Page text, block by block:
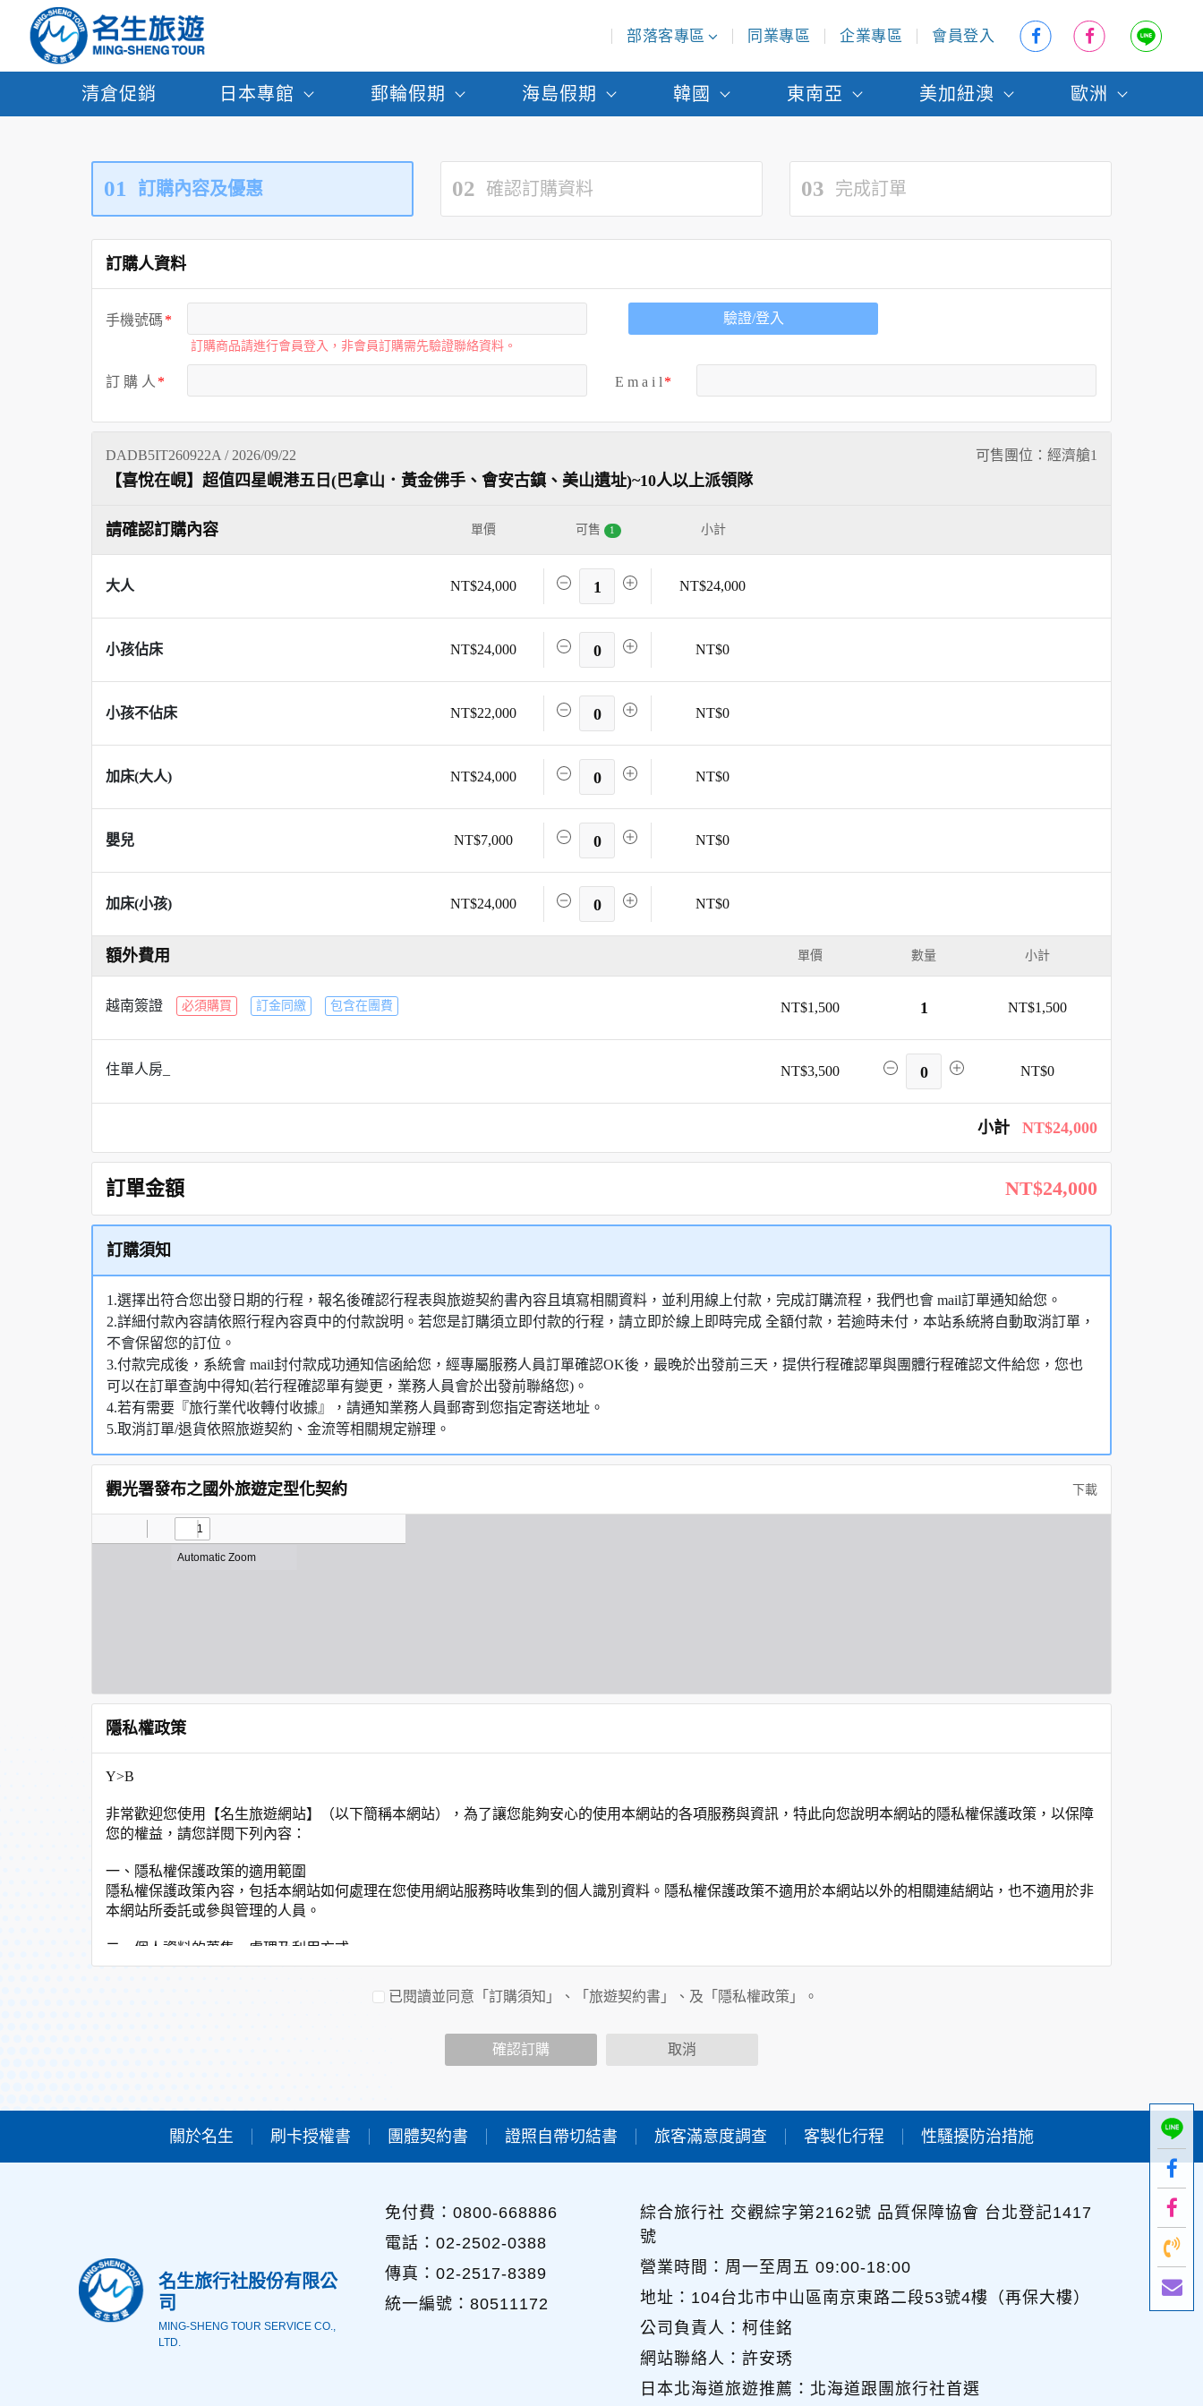
部落客專區 同業專區 企業專區 會員登入
清倉促銷 日本專館 郵輪假期 海島假期 韓國 東南亞 美加紐澳 歐洲
01 訂購內容及優惠 02 確認訂購資料 03 完成訂單
訂購人資料
手機號碼
訂購商品請進行會員登入，非會員訂購需先驗證聯絡資料。
驗證/登入
訂 購 人 E m a i l
DADB5IT260922A / 2026/09/22 可售團位：經濟艙1
【喜悅在峴】超值四星峴港五日(巴拿山．黃金佛手、會安古鎮、美山遺址)~10人以上派領隊
請確認訂購內容 單價 可售 1 小計
大人 NT$24,000 1 NT$24,000
小孩佔床 NT$24,000 0 NT$0
小孩不佔床 NT$22,000 0 NT$0
加床(大人) NT$24,000 0 NT$0
嬰兒 NT$7,000 0 NT$0
加床(小孩) NT$24,000 0 NT$0
額外費用 單價 數量 小計
越南簽證 必須購買 訂金同繳 包含在團費 NT$1,500 1 NT$1,500
住單人房_ NT$3,500 0 NT$0
小計 NT$24,000
訂單金額 NT$24,000
訂購須知
1.選擇出符合您出發日期的行程，報名後確認行程表與旅遊契約書內容且填寫相關資料，並利用線上付款，完成訂購流程，我們也會 mail訂單通知給您。
2.詳細付款內容請依照行程內容頁中的付款說明。若您是訂購須立即付款的行程，請立即於線上即時完成 全額付款，若逾時未付，本站系統將自動取消訂單，
不會保留您的訂位。
3.付款完成後，系統會 mail封付款成功通知信函給您，經專屬服務人員訂單確認OK後，最晚於出發前三天，提供行程確認單與團體行程確認文件給您，您也
可以在訂單查詢中得知(若行程確認單有變更，業務人員會於出發前聯絡您)。
4.若有需要『旅行業代收轉付收據』，請通知業務人員郵寄到您指定寄送地址。
5.取消訂單/退貨依照旅遊契約、金流等相關規定辦理。
觀光署發布之國外旅遊定型化契約 下載
隱私權政策
Y>B
非常歡迎您使用【名生旅遊網站】（以下簡稱本網站），為了讓您能夠安心的使用本網站的各項服務與資訊，特此向您說明本網站的隱私權保護政策，以保障
您的權益，請您詳閱下列內容：
一、隱私權保護政策的適用範圍
隱私權保護政策內容，包括本網站如何處理在您使用網站服務時收集到的個人識別資料。隱私權保護政策不適用於本網站以外的相關連結網站，也不適用於非
本網站所委託或參與管理的人員。
二、個人資料的蒐集、處理及利用方式
當您造訪本網站或使用本網站所提供之功能服務時，我們將視該服務功能性質，請您提供必要的個人資料，並在該特定目的範圍內處理及利用您的個人資料；
非經您書面同意，本網站不會將個人資料用於其他用途。
本網站在您使用服務信箱、問卷調查等互動性功能時，會保留您所提供的姓名、電子郵件地址、聯絡方式及使用時間等。
為提供精確的服務，我們會將收集的問卷調查內容進行統計與分析，分析結果之統計數據或說明文字呈現，除供內部研究外，我們會視需要公佈統計數據及說
本網站主機均設有防火牆、防毒系統等相關的各項資訊安全設備及必要的安全防護措施，加以保護網站及您的個人資料採用嚴格的保護措施，只由經過授權的
人員才能接觸您的個人資料，相關處理人員皆簽有保密合約，如有違反保密義務者，將會受到相關的法律處分。
本網站的網頁提供其他網站的網路連結，您也可經由本網站所提供的連結，點選進入其他網站。但該連結網站不適用本網站的隱私權保護政策，您必須參考該
連結網站中的隱私權保護政策。
五、與第三人共用個人資料之政策
本網站絕不會提供、交換、出租或出售任何您的個人資料給其他個人、團體、私人企業或公務機關，但有法律依據或合約義務者，不在此限。
已閱讀並同意「訂購須知」、「旅遊契約書」、及「隱私權政策」。
確認訂購 取消
關於名生 刷卡授權書 團體契約書 證照自帶切結書 旅客滿意度調查 客製化行程 性騷擾防治措施
名生旅行社股份有限公
司
MING-SHENG TOUR SERVICE CO.,
LTD.
免付費：0800-668886
電話：02-2502-0388
傳真：02-2517-8389
統一編號：80511172
綜合旅行社 交觀綜字第2162號 品質保障協會 台北登記1417
號
營業時間：周一至周五 09:00-18:00
地址：104台北市中山區南京東路二段53號4樓（再保大樓）
公司負責人：柯佳銘
網站聯絡人：許安琇
日本北海道旅遊推薦：北海道跟團旅行社首選